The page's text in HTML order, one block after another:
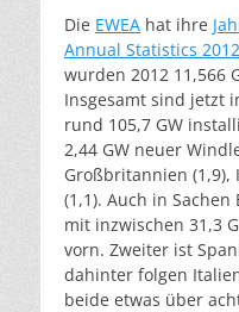
Die EWEA hat ihre
Annual Statistics
wurden 2012 11,566
Insgesamt sind jetzt
rund 105,7 GW
2,44 GW neuer
Großbritannien (1,9),
(1,1). Auch in
mit inzwischen 31,3
vorn. Zweiter ist
dahinter folgen
beide etwas über